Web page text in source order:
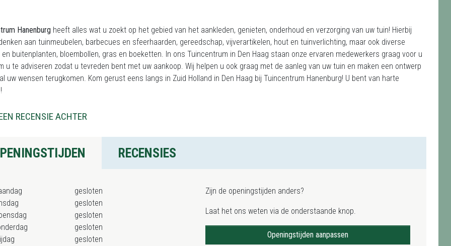
Hanenburg heeft alles wat u zoekt op het gebied van het aankleden, genieten, onderhoud en verzorging van uw tuin! Hierbij
aan tuinmeubelen, barbecues en sfeerhaarden, gereedschap, vijverartikelen, hout en tuinverlichting, maar ook diverse
en buitenplanten, bloembollen, gras en boeketten. In ons Tuincentrum in Den Haag staan onze ervaren medewerkers graag voor u
u te adviseren zodat u tevreden bent met uw aankoop. Wij helpen u ook graag met de aanleg van uw tuin en maken een ontwerp
uw wensen terugkomen. Kom gerust eens langs in Zuid Holland in Den Haag bij Tuincentrum Hanenburg! U bent van harte
RECENSIE ACHTER
RECENSIES
gesloten
gesloten
gesloten
gesloten
gesloten
Zijn de openingstijden anders?
Laat het ons weten via de onderstaande knop.
Openingstijden aanpassen